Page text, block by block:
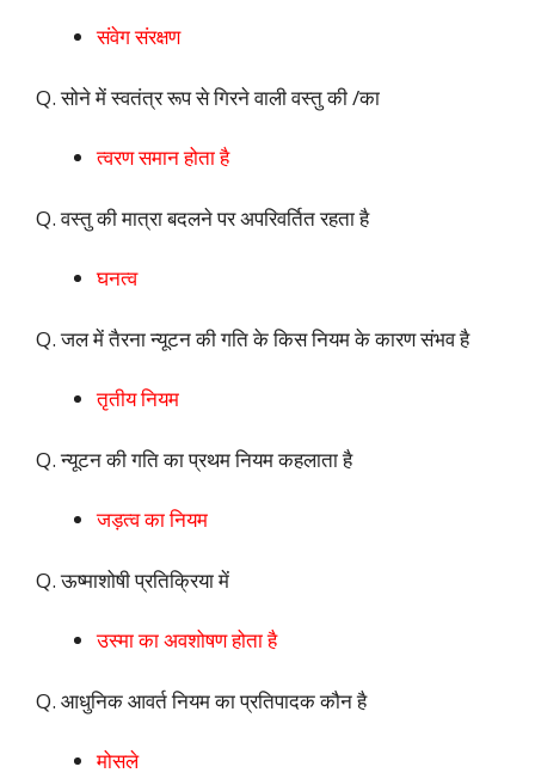
संवेग संरक्षण
Q. सोने में स्वतंत्र रूप से गिरने वाली वस्तु की /का
त्वरण समान होता है
Q. वस्तु की मात्रा बदलने पर अपरिवर्तित रहता है
घनत्व
Q. जल में तैरना न्यूटन की गति के किस नियम के कारण संभव है
तृतीय नियम
Q. न्यूटन की गति का प्रथम नियम कहलाता है
जड़त्व का नियम
Q. ऊष्माशोषी प्रतिक्रिया में
उस्मा का अवशोषण होता है
Q. आधुनिक आवर्त नियम का प्रतिपादक कौन है
मोसले